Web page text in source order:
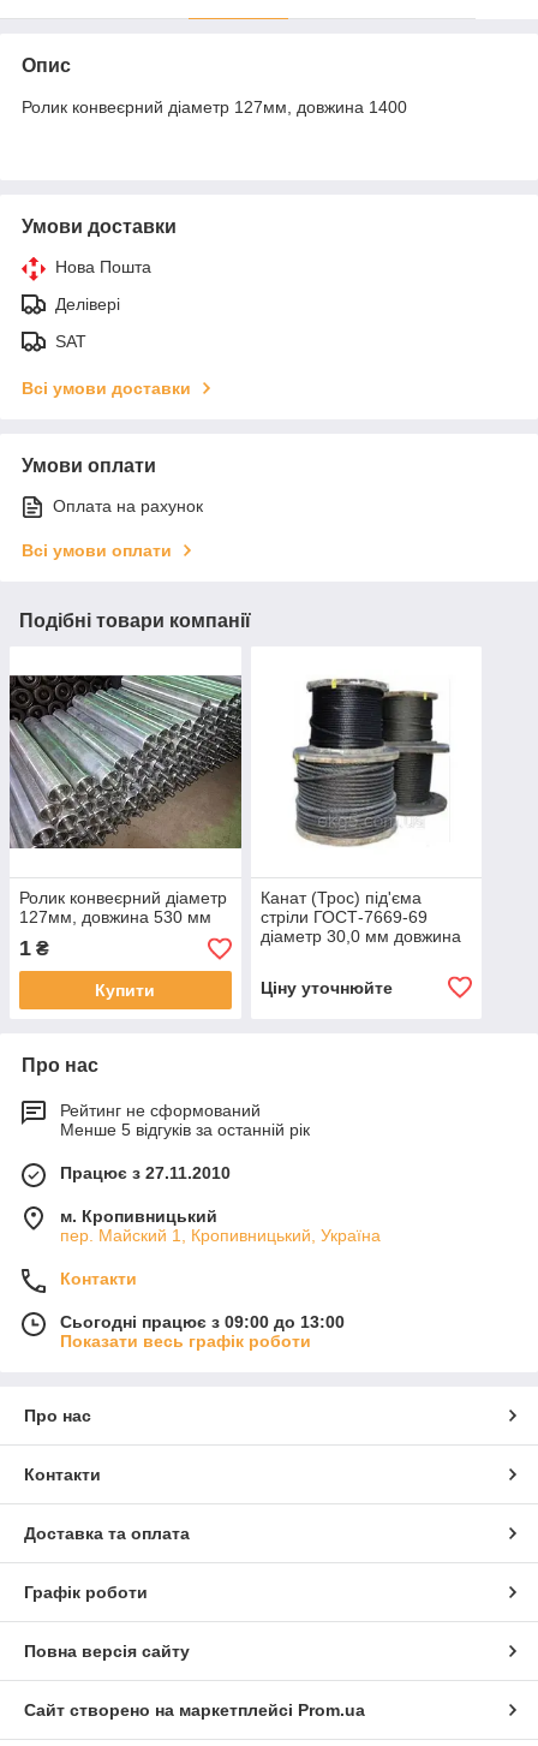
Опис
Ролик конвеєрний діаметр 127мм, довжина 1400
Умови доставки
Нова Пошта
Делівері
SAT
Всі умови доставки
Умови оплати
Оплата на рахунок
Всі умови оплати
Подібні товари компанії
Ролик конвеєрний діаметр
127мм, довжина 530 мм
1 ₴
Купити
Канат (Трос) під'єма
стріли ГОСТ-7669-69
діаметр 30,0 мм довжина
Ціну уточнюйте
Про нас
Рейтинг не сформований
Менше 5 відгуків за останній рік
Працює з 27.11.2010
м. Кропивницький
пер. Майский 1, Кропивницький, Україна
Контакти
Сьогодні працює з 09:00 до 13:00
Показати весь графік роботи
Про нас
Контакти
Доставка та оплата
Графік роботи
Повна версія сайту
Сайт створено на маркетплейсі Prom.ua